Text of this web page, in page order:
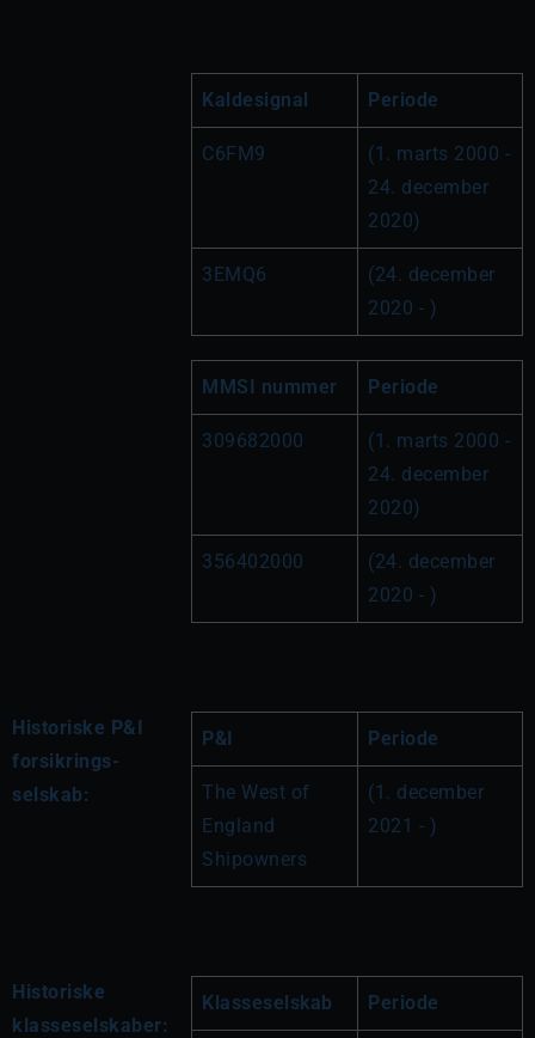
Kaldesignal Periode
C6FM9
(1. marts 2000 -
24. december
2020)
3EMQ6
(24. december
2020 - )
MMSI nummer Periode
309682000
(1. marts 2000 -
24. december
2020)
356402000
(24. december
2020 - )
Historiske P&I
forsikrings-
selskab:
P&I Periode
The West of
England
Shipowners
(1. december
2021 - )
Historiske
klasseselskaber:
Klasseselskab Periode